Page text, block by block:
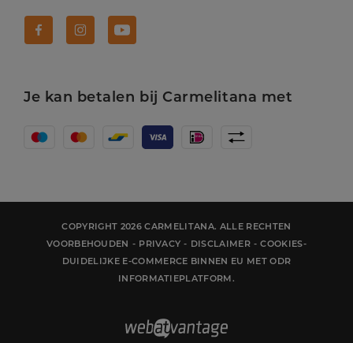
Je kan betalen bij Carmelitana met
COPYRIGHT 2026 CARMELITANA. ALLE RECHTEN
VOORBEHOUDEN - PRIVACY - DISCLAIMER - COOKIES-
DUIDELIJKE E-COMMERCE BINNEN EU MET ODR
INFORMATIEPLATFORM.